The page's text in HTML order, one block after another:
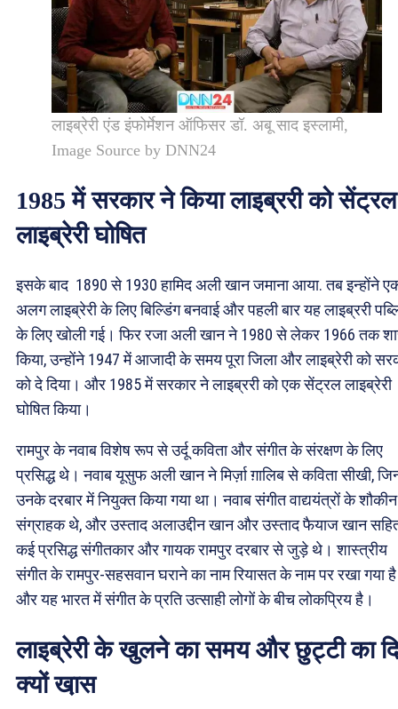
लाइब्रेरी एंड इंफोर्मेशन ऑफिसर डॉ. अबू साद इस्लामी,
Image Source by DNN24
1985 में सरकार ने किया लाइब्ररी को सेंट्रल
लाइब्रेरी घोषित
इसके बाद 1890 से 1930 हामिद अली खान जमाना आया. तब इन्होंने
अलग लाइब्रेरी के लिए बिल्डिंग बनवाई और पहली बार यह लाइब्ररी
के लिए खोली गई। फिर रजा अली खान ने 1980 से लेकर 1966 तक
किया, उन्होंने 1947 में आजादी के समय पूरा जिला और लाइब्रेरी को
को दे दिया। और 1985 में सरकार ने लाइब्ररी को एक सेंट्रल लाइब्रेरी
घोषित किया।
रामपुर के नवाब विशेष रूप से उर्दू कविता और संगीत के संरक्षण के लिए
प्रसिद्ध थे। नवाब यूसुफ अली खान ने मिर्ज़ा ग़ालिब से कविता सीखी,
उनके दरबार में नियुक्त किया गया था। नवाब संगीत वाद्ययंत्रों के शौकीन
संग्राहक थे, और उस्ताद अलाउद्दीन खान और उस्ताद फैयाज खान
कई प्रसिद्ध संगीतकार और गायक रामपुर दरबार से जुड़े थे। शास्त्रीय
संगीत के रामपुर-सहसवान घराने का नाम रियासत के नाम पर रखा गया है
और यह भारत में संगीत के प्रति उत्साही लोगों के बीच लोकप्रिय है।
लाइब्रेरी के खुलने का समय और छुट्टी का
क्यों खा़स